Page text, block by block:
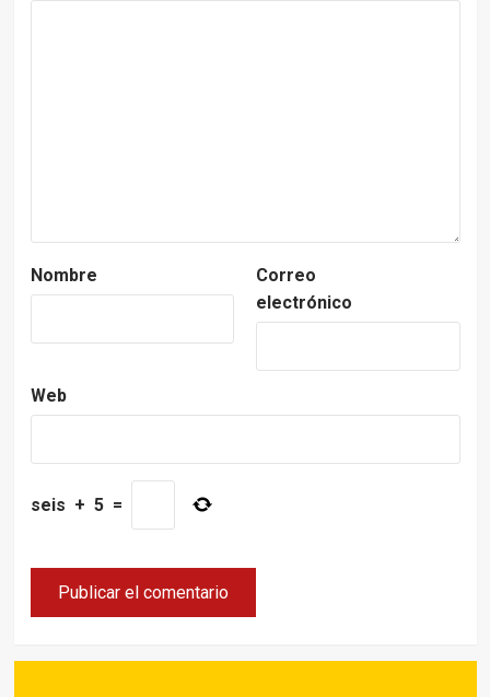
Nombre
Correo
electrónico
Web
seis + 5 =